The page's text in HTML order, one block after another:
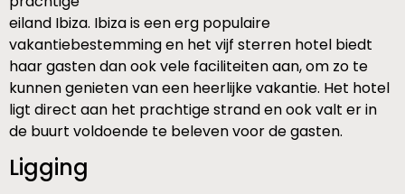
eiland Ibiza. Ibiza is een erg populaire
vakantiebestemming en het vijf sterren hotel biedt
haar gasten dan ook vele faciliteiten aan, om zo te
kunnen genieten van een heerlijke vakantie. Het hotel
ligt direct aan het prachtige strand en ook valt er in
de buurt voldoende te beleven voor de gasten.
Ligging